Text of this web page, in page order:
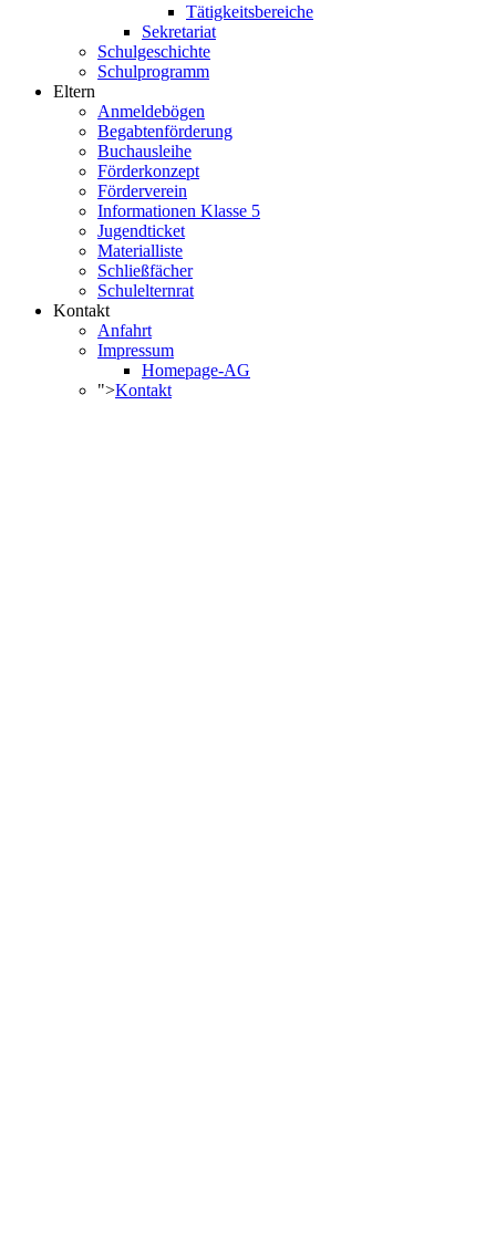
Tätigkeitsbereiche
Sekretariat
Schulgeschichte
Schulprogramm
Eltern
Anmeldebögen
Begabtenförderung
Buchausleihe
Förderkonzept
Förderverein
Informationen Klasse 5
Jugendticket
Materialliste
Schließfächer
Schulelternrat
Kontakt
Anfahrt
Impressum
Homepage-AG
">Kontakt